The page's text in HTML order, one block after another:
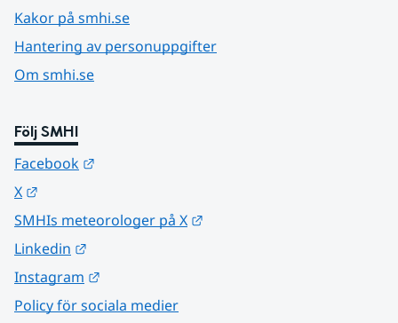
Kakor på smhi.se
Hantering av personuppgifter
Om smhi.se
Följ SMHI
Facebook
X
SMHIs meteorologer på X
Linkedin
Instagram
Policy för sociala medier